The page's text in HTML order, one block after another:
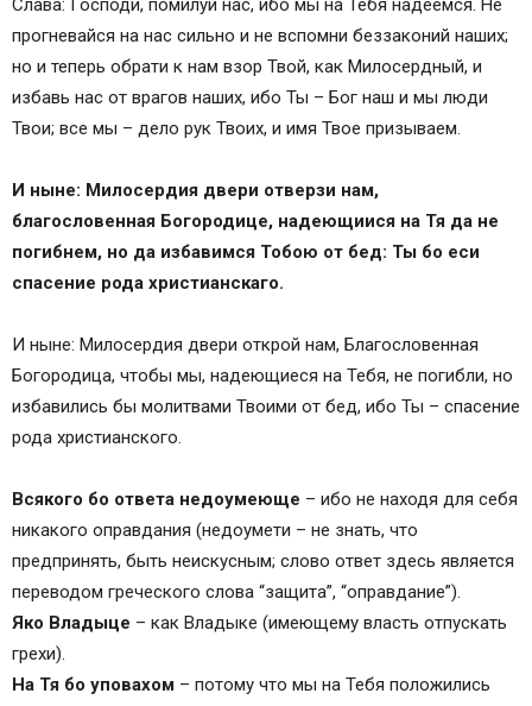
Слава: Господи, помилуй нас, ибо мы на Тебя надеемся. Не
прогневайся на нас сильно и не вспомни беззаконий наших;
но и теперь обрати к нам взор Твой, как Милосердный, и
избавь нас от врагов наших, ибо Ты – Бог наш и мы люди
Твои; все мы – дело рук Твоих, и имя Твое призываем.
И ныне: Милосердия двери отверзи нам,
благословенная Богородице, надеющиися на Тя да не
погибнем, но да избавимся Тобою от бед: Ты бо еси
спасение рода христианскаго.
И ныне: Милосердия двери открой нам, Благословенная
Богородица, чтобы мы, надеющиеся на Тебя, не погибли, но
избавились бы молитвами Твоими от бед, ибо Ты – спасение
рода христианского.
Всякого бо ответа недоумеюще – ибо не находя для себя
никакого оправдания (недоумети – не знать, что
предпринять, быть неискусным; слово ответ здесь является
переводом греческого слова “защита”, “оправдание”).
Яко Владыце – как Владыке (имеющему власть отпускать
грехи).
На Тя бо уповахом – потому что мы на Тебя положились